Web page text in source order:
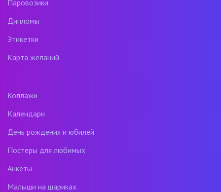
Паровозики
Дипломы
Этикетки
Карта желаний
Коллажи
Календари
День рождения и юбилей
Постеры для любимых
Анкеты
Малыши на шариках